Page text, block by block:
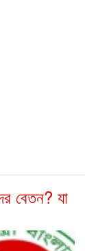
বেতন? যা